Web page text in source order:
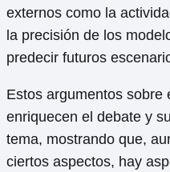
externos como la
la precisión de los
predecir futuros
Estos argumentos sobre
enriquecen el debate y
tema, mostrando que,
ciertos aspectos, hay